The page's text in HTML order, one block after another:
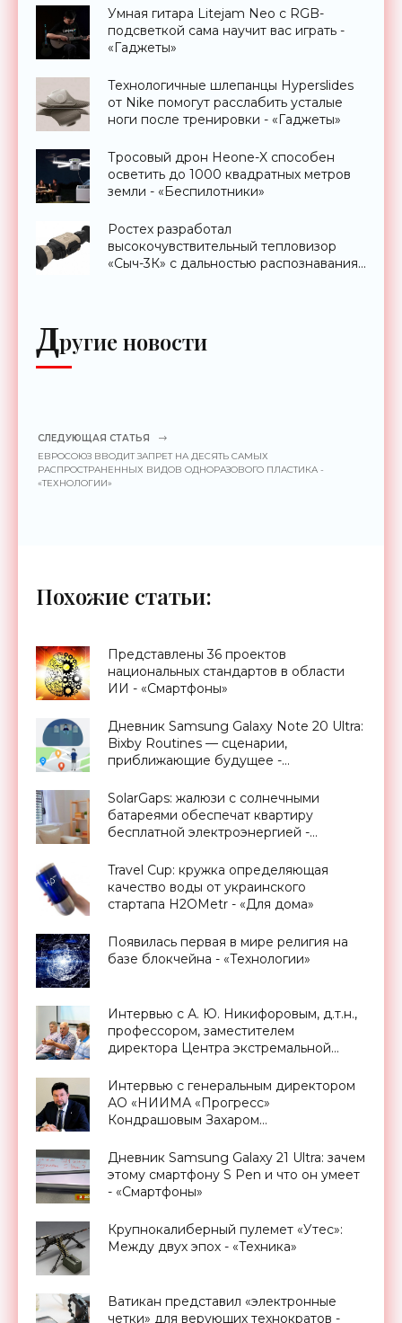
Умная гитара Litejam Neo с RGB-
подсветкой сама научит вас играть -
«Гаджеты»
Технологичные шлепанцы Hyperslides
от Nike помогут расслабить усталые
ноги после тренировки - «Гаджеты»
Тросовый дрон Heone-X способен
осветить до 1000 квадратных метров
земли - «Беспилотники»
Ростех разработал
высокочувствительный тепловизор
«Сыч-3К» с дальностью распознавания
Другие новости
СЛЕДУЮЩАЯ СТАТЬЯ
ЕВРОСОЮЗ ВВОДИТ ЗАПРЕТ НА ДЕСЯТЬ САМЫХ
РАСПРОСТРАНЕННЫХ ВИДОВ ОДНОРАЗОВОГО ПЛАСТИКА -
«ТЕХНОЛОГИИ»
Похожие статьи:
Представлены 36 проектов
национальных стандартов в области
ИИ - «Смартфоны»
Дневник Samsung Galaxy Note 20 Ultra:
Bixby Routines — сценарии,
приближающие будущее -
SolarGaps: жалюзи с солнечными
батареями обеспечат квартиру
бесплатной электроэнергией -
Travel Cup: кружка определяющая
качество воды от украинского
стартапа H2OMetr - «Для дома»
Появилась первая в мире религия на
базе блокчейна - «Технологии»
Интервью с А. Ю. Никифоровым, д.т.н.,
профессором, заместителем
директора Центра экстремальной
МИФИ - «Смартфоны»
Интервью с генеральным директором
АО «НИИМА «Прогресс»
Кондрашовым Захаром
Форума «Микроэлектроника-2021» -
«Смартфоны»
Дневник Samsung Galaxy 21 Ultra: зачем
этому смартфону S Pen и что он умеет
- «Смартфоны»
Крупнокалиберный пулемет «Утес»:
Между двух эпох - «Техника»
Ватикан представил «электронные
четки» для верующих технократов -